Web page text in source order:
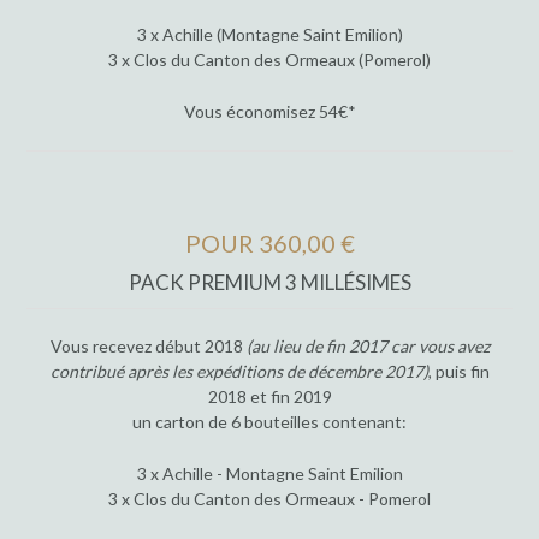
3 x Achille (Montagne Saint Emilion)
3 x Clos du Canton des Ormeaux (Pomerol)
Vous économisez 54€*
POUR 360,00 €
PACK PREMIUM 3 MILLÉSIMES
Vous recevez début 2018 (au lieu de fin 2017 car vous avez
contribué après les expéditions de décembre 2017), puis fin
2018 et fin 2019
un carton de 6 bouteilles contenant:
3 x Achille - Montagne Saint Emilion
3 x Clos du Canton des Ormeaux - Pomerol